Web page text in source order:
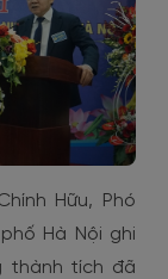
Hữu, Phó
Hà Nội ghi
thành tích đã